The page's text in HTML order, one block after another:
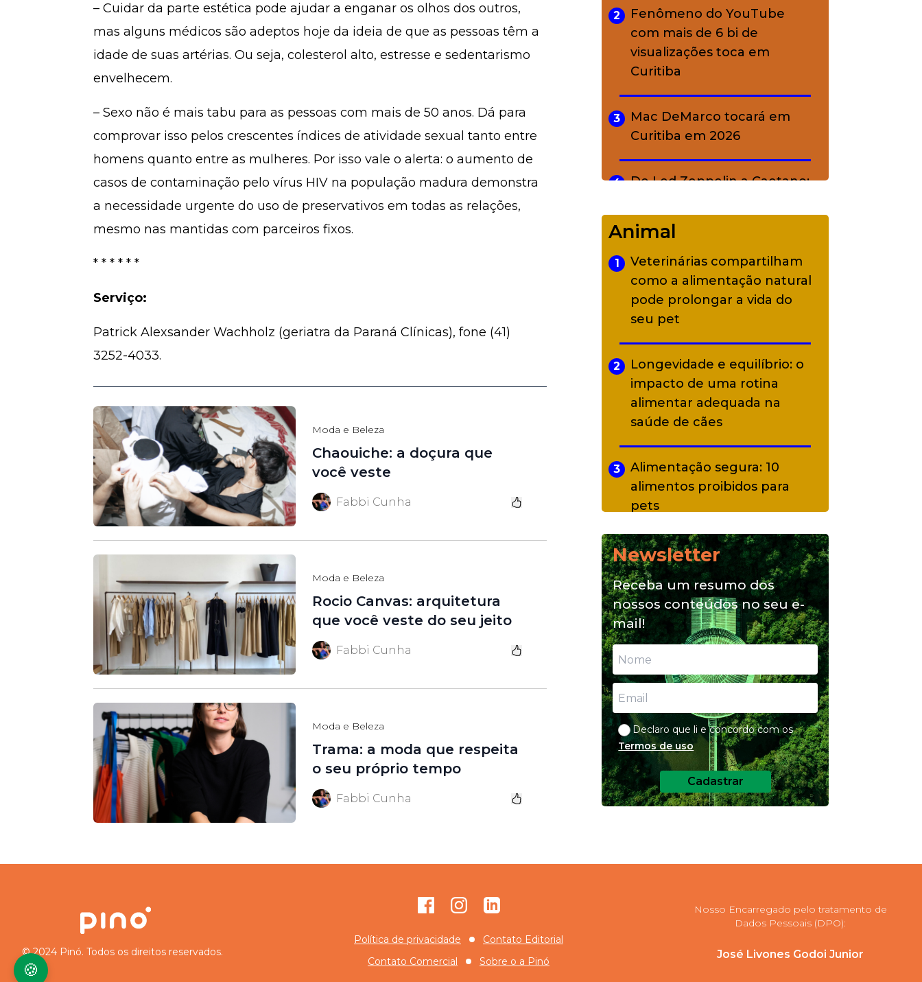
– Cuidar da parte estética pode ajudar a enganar os olhos dos outros,
mas alguns médicos são adeptos hoje da ideia de que as pessoas têm a
idade de suas artérias. Ou seja, colesterol alto, estresse e sedentarismo
envelhecem.
– Sexo não é mais tabu para as pessoas com mais de 50 anos. Dá para
comprovar isso pelos crescentes índices de atividade sexual tanto entre
homens quanto entre as mulheres. Por isso vale o alerta: o aumento de
casos de contaminação pelo vírus HIV na população madura demonstra
a necessidade urgente do uso de preservativos em todas as relações,
mesmo nas mantidas com parceiros fixos.
* * * * * *
Serviço:
Patrick Alexsander Wachholz (geriatra da Paraná Clínicas), fone (41)
3252-4033.
Moda e Beleza
Chaouiche: a doçura que
você veste
Fabbi Cunha
Moda e Beleza
Rocio Canvas: arquitetura
que você veste do seu jeito
Fabbi Cunha
Moda e Beleza
Trama: a moda que respeita
o seu próprio tempo
Fabbi Cunha
2
Fenômeno do YouTube
com mais de 6 bi de
visualizações toca em
Curitiba
3
Mac DeMarco tocará em
Curitiba em 2026
4
De Led Zeppelin a Caetano:
diverso a partir de R$ 17
5
Adriana Calcanhotto retoma
alter ego infantil para show
em Curitiba
Animal
1
Veterinárias compartilham
como a alimentação natural
pode prolongar a vida do
seu pet
2
Longevidade e equilíbrio: o
impacto de uma rotina
alimentar adequada na
saúde de cães
3
Alimentação segura: 10
alimentos proibidos para
pets
4
Alimentação natural e mix
feeding: conheça essas
opções para nutrição do seu
pet
Newsletter
Receba um resumo dos
nossos conteúdos no seu e-
mail!
Declaro que li e concordo com os
Termos de uso
Cadastrar
© 2024 Pinó. Todos os direitos reservados.
FacebookInstagramGitHub
Política de privacidade
Contato Editorial
Contato Comercial
Sobre o a Pinó
Nosso Encarregado pelo tratamento de
Dados Pessoais (DPO):
José Livones Godoi Junior
🍪